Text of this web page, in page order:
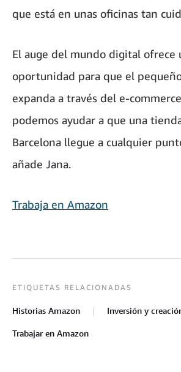
que está en unas oficinas tan
El auge del mundo digital ofrece
oportunidad para que el
expanda a través del e-
podemos ayudar a que una
Barcelona llegue a cualquier
añade Jana.
Trabaja en Amazon
ETIQUETAS RELACIONADAS
Historias Amazon Inversión y
Trabajar en Amazon